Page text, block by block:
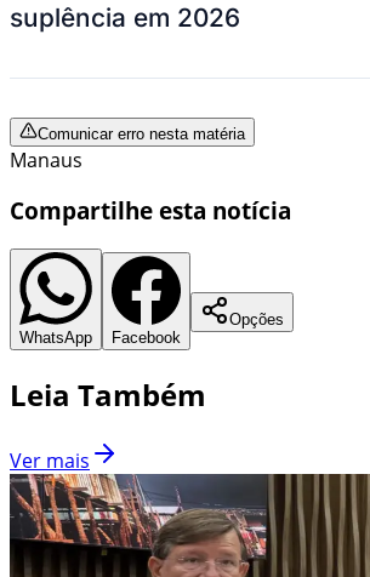
suplência em 2026
Comunicar erro nesta matéria
Manaus
Compartilhe esta notícia
WhatsApp Facebook
Opções
Leia Também
Ver mais